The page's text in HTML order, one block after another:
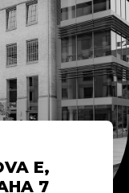
E,
7